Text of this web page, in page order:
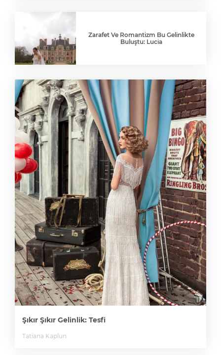
Zarafet Ve Romantizm Bu Gelinlikte
Buluştu: Lucia
Şıkır Şıkır Gelinlik: Tesfi
Tatiana Kaplun